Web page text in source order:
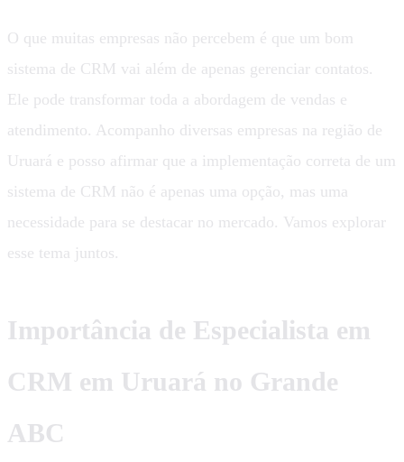
O que muitas empresas não percebem é que um bom
sistema de CRM vai além de apenas gerenciar contatos.
Ele pode transformar toda a abordagem de vendas e
atendimento. Acompanho diversas empresas na região de
Uruará e posso afirmar que a implementação correta de um
sistema de CRM não é apenas uma opção, mas uma
necessidade para se destacar no mercado. Vamos explorar
esse tema juntos.
Importância de Especialista em
CRM em Uruará no Grande
ABC